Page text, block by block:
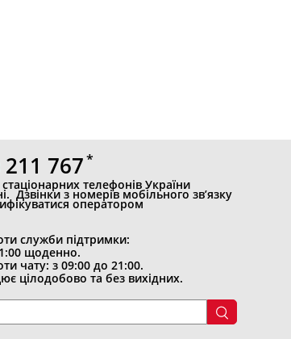
767
стаціонарних телефонів України
Дзвінки з номерів мобільного зв’язку
оператором
служби підтримки:
щоденно.
чату: з 09:00 до 21:00.
цілодобово та без вихідних.